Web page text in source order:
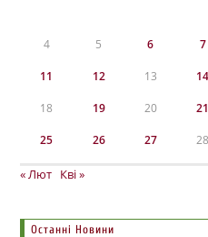
4 5 6 7
11 12 13 14
18 19 20 21
25 26 27 28
« Лют Кві »
Останні Новини